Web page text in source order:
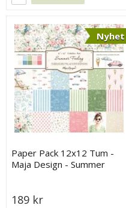
Nyhet
Paper Pack 12x12 Tum -
Maja Design - Summer
189 kr